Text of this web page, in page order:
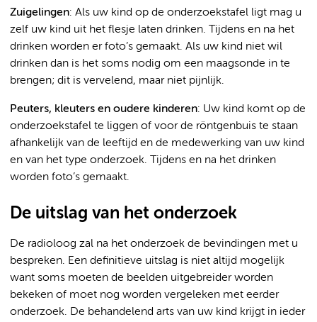
Zuigelingen: Als uw kind op de onderzoekstafel ligt mag u
zelf uw kind uit het flesje laten drinken. Tijdens en na het
drinken worden er foto’s gemaakt. Als uw kind niet wil
drinken dan is het soms nodig om een maagsonde in te
brengen; dit is vervelend, maar niet pijnlijk.
Peuters, kleuters en oudere kinderen: Uw kind komt op de
onderzoekstafel te liggen of voor de röntgenbuis te staan
afhankelijk van de leeftijd en de medewerking van uw kind
en van het type onderzoek. Tijdens en na het drinken
worden foto’s gemaakt.
De uitslag van het onderzoek
De radioloog zal na het onderzoek de bevindingen met u
bespreken. Een definitieve uitslag is niet altijd mogelijk
want soms moeten de beelden uitgebreider worden
bekeken of moet nog worden vergeleken met eerder
onderzoek. De behandelend arts van uw kind krijgt in ieder